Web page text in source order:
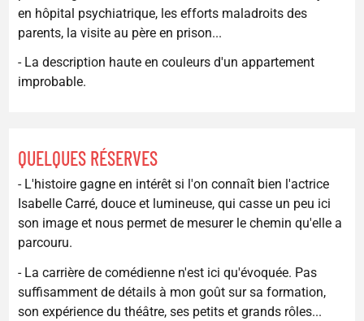
en hôpital psychiatrique, les efforts maladroits des
parents, la visite au père en prison...
- La description haute en couleurs d'un appartement
improbable.
QUELQUES RÉSERVES
- L'histoire gagne en intérêt si l'on connaît bien l'actrice
Isabelle Carré, douce et lumineuse, qui casse un peu ici
son image et nous permet de mesurer le chemin qu'elle a
parcouru.
- La carrière de comédienne n'est ici qu'évoquée. Pas
suffisamment de détails à mon goût sur sa formation,
son expérience du théâtre, ses petits et grands rôles...